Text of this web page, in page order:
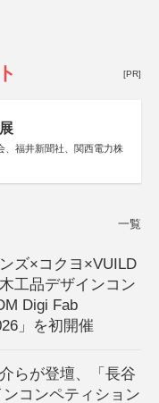
[PR]
、福井新聞社、関西電力株
一覧
ズ×コクヨ×VUILD
工品デザインコン
Digi Fab
」を初開催
らが登壇、「長谷
コンペティション